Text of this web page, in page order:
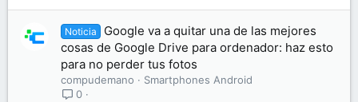
Noticia
Google va a quitar una de las mejores
cosas de Google Drive para ordenador: haz esto
para no perder tus fotos
compudemano
Smartphones Android
0